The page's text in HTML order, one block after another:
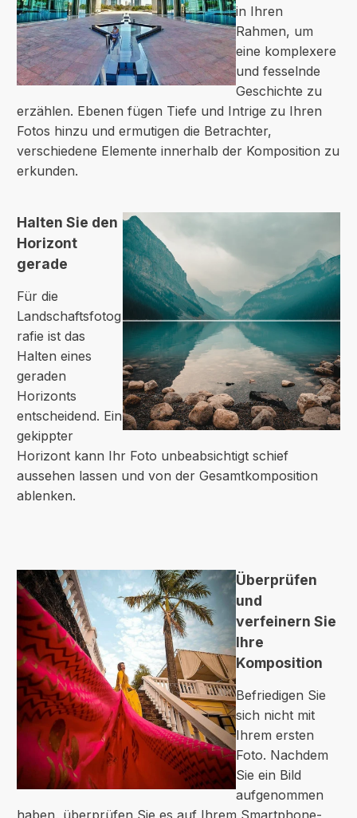
in Ihren
Rahmen, um
eine komplexere
und fesselnde
Geschichte zu
erzählen. Ebenen fügen Tiefe und Intrige zu Ihren
Fotos hinzu und ermutigen die Betrachter,
verschiedene Elemente innerhalb der Komposition zu
erkunden.
Halten Sie den
Horizont
gerade
Für die
Landschaftsfotog
rafie ist das
Halten eines
geraden
Horizonts
entscheidend. Ein
gekippter
Horizont kann Ihr Foto unbeabsichtigt schief
aussehen lassen und von der Gesamtkomposition
ablenken.
Überprüfen
und
verfeinern Sie
Ihre
Komposition
Befriedigen Sie
sich nicht mit
Ihrem ersten
Foto. Nachdem
Sie ein Bild
aufgenommen
haben, überprüfen Sie es auf Ihrem Smartphone-